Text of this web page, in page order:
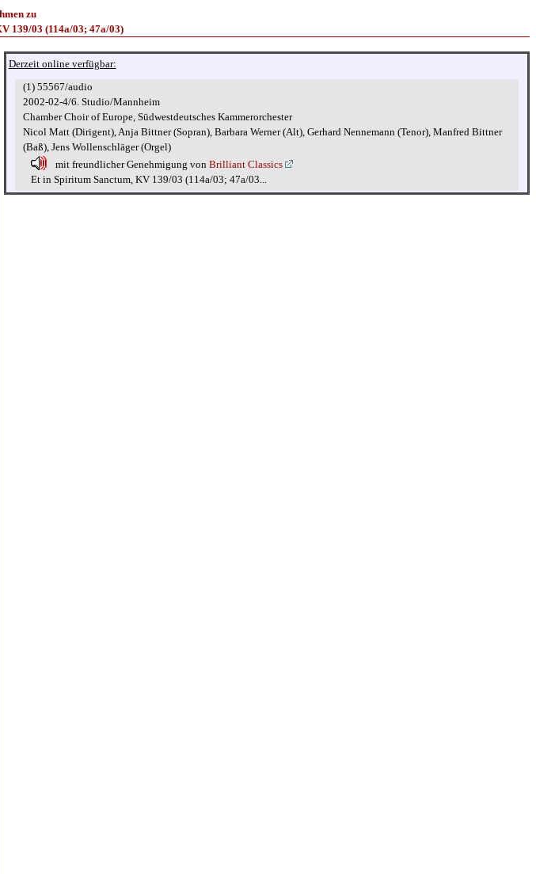
zu
139/03 (114a/03; 47a/03)
Derzeit online verfügbar:
(1) 55567/audio
2002-02-4/6. Studio/Mannheim
Chamber Choir of Europe, Südwestdeutsches Kammerorchester
Nicol Matt (Dirigent), Anja Bittner (Sopran), Barbara Werner (Alt), Gerhard Nennemann (Tenor), Manfred Bittner
(Baß), Jens Wollenschläger (Orgel)
mit freundlicher Genehmigung von Brilliant Classics
Et in Spiritum Sanctum, KV 139/03 (114a/03; 47a/03...